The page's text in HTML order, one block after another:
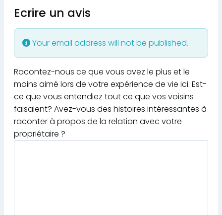
Ecrire un avis
Your email address will not be published.
Racontez-nous ce que vous avez le plus et le
moins aimé lors de votre expérience de vie ici. Est-
ce que vous entendiez tout ce que vos voisins
faisaient? Avez-vous des histoires intéressantes à
raconter à propos de la relation avec votre
propriétaire ?